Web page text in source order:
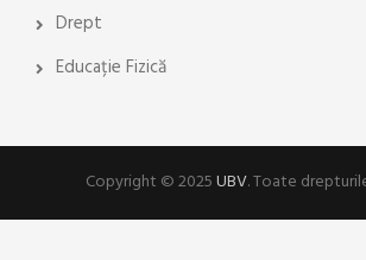
Drept
Educație Fizică
Copyright © 2025UBV. Toate